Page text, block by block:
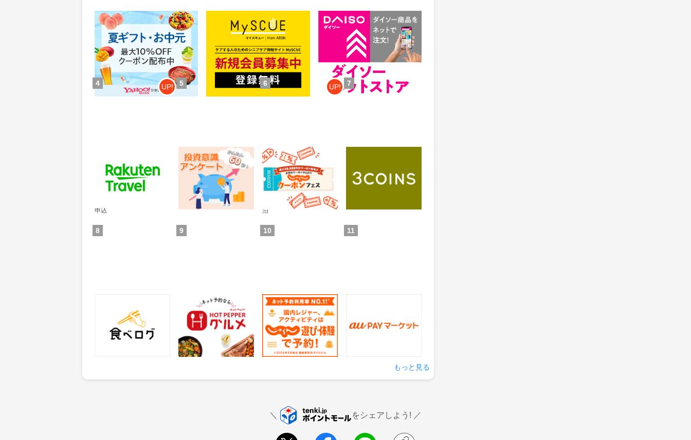
Yahoo!ショッピング(ヤフー シ
ョッピング)
0.46% 還元
獲得条件：お買い物
MySCUE（マイスキュー）
獲得条件：無料会員登録
公式通販【ダイソーネットスト
ア】
還元
獲得条件：お買い物
4 UP!
ポイント
通常：50ポイント
申込
レオンワークス 投資ア
ンケート
5
ポイント
獲得条件：その他(ため方)
じゃらんnet
6 UP!
0.6%
還元
通常：0.5%還元
獲得条件：ホテル・旅館宿
泊
ONLINE STORE（パル
クローゼットオンライ
7
1%還元
8
ポイント
獲得条件：サービス予約・
ホットペッパーグルメ
9
50 ポイント
獲得条件：店舗への来店
じゃらん 遊び・体験予
10
1.5%還元
獲得条件：サービス予約・
申込
11
0.5% 還元
もっと見る
をシェアしよう!